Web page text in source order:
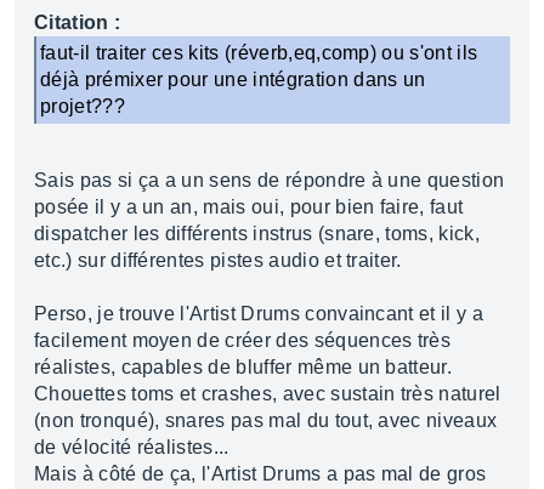
Citation :
faut-il traiter ces kits (réverb,eq,comp) ou s'ont ils
déjà prémixer pour une intégration dans un
projet???
Sais pas si ça a un sens de répondre à une question
posée il y a un an, mais oui, pour bien faire, faut
dispatcher les différents instrus (snare, toms, kick,
etc.) sur différentes pistes audio et traiter.
Perso, je trouve l'Artist Drums convaincant et il y a
facilement moyen de créer des séquences très
réalistes, capables de bluffer même un batteur.
Chouettes toms et crashes, avec sustain très naturel
(non tronqué), snares pas mal du tout, avec niveaux
de vélocité réalistes...
Mais à côté de ça, l'Artist Drums a pas mal de gros